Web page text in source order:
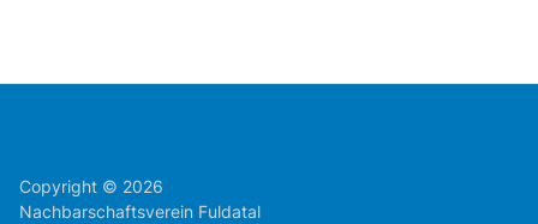
Copyright © 2026
Nachbarschaftsverein Fuldatal